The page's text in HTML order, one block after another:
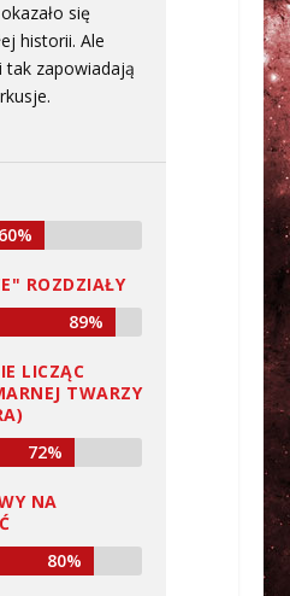
się
historii. Ale
tak zapowiadają
60%
ROZDZIAŁY
89%
LICZĄC
TWARZY
72%
NA
80%